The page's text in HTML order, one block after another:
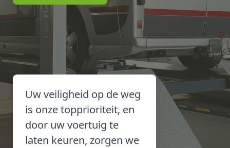
Uw veiligheid op de weg
is onze topprioriteit, en
door uw voertuig te
laten keuren, zorgen we